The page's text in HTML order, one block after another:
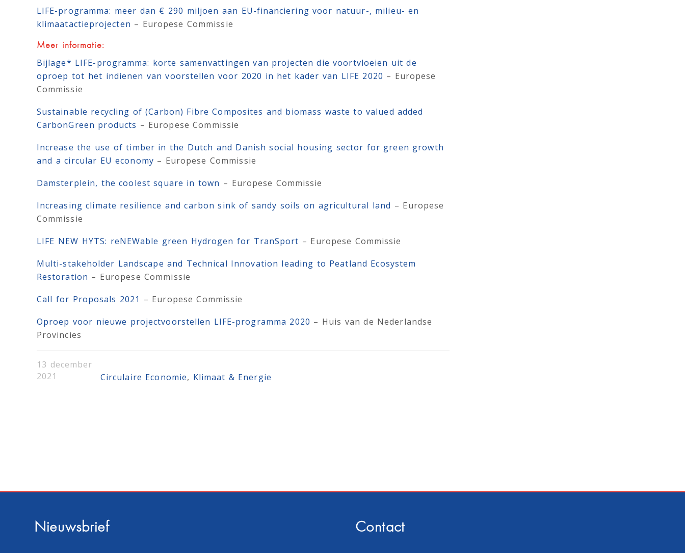
LIFE-programma: meer dan € 290 miljoen aan EU-financiering voor natuur-, milieu- en
klimaatactieprojecten – Europese Commissie
Meer informatie:
Bijlage* LIFE-programma: korte samenvattingen van projecten die voortvloeien uit de
oproep tot het indienen van voorstellen voor 2020 in het kader van LIFE 2020 – Europese
Commissie
Sustainable recycling of (Carbon) Fibre Composites and biomass waste to valued added
CarbonGreen products – Europese Commissie
Increase the use of timber in the Dutch and Danish social housing sector for green growth
and a circular EU economy – Europese Commissie
Damsterplein, the coolest square in town – Europese Commissie
Increasing climate resilience and carbon sink of sandy soils on agricultural land – Europese
Commissie
LIFE NEW HYTS: reNEWable green Hydrogen for TranSport – Europese Commissie
Multi-stakeholder Landscape and Technical Innovation leading to Peatland Ecosystem
Restoration – Europese Commissie
Call for Proposals 2021 – Europese Commissie
Oproep voor nieuwe projectvoorstellen LIFE-programma 2020 – Huis van de Nederlandse
Provincies
13 december
2021
Circulaire Economie, Klimaat & Energie
Nieuwsbrief Contact